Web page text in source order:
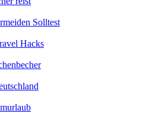
Solltest
Hacks